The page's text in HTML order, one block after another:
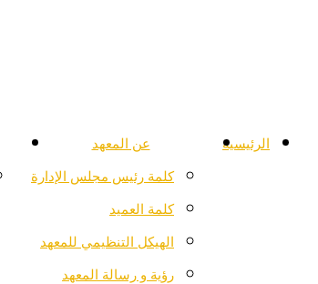
الرئيسية عن المعهد
كلمة رئيس مجلس الإدارة
كلمة العميد
الهيكل التنظيمي للمعهد
رؤية و رسالة المعهد